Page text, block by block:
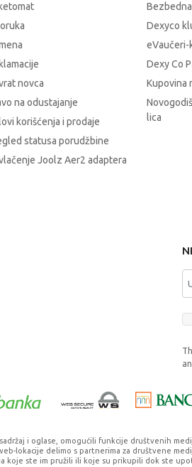
novca
na odustajanje
korišćenja i prodaje
statusa porudžbine
Joolz Aer2 adaptera
Dexyco
Dexy Co
Kupovina
lica
i oglase, omogućili funkcije društvenih
lokacije delimo s partnerima za društvene
koje ste im pružili ili koje su prikupili dok ste